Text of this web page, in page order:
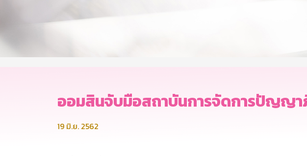
ออมสินจับมือสถาบันการจัดการปัญญ
19 มิ.ย. 2562